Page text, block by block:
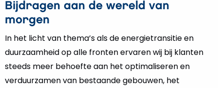
Bijdragen aan de wereld van
morgen
In het licht van thema’s als de energietransitie en
duurzaamheid op alle fronten ervaren wij bij klanten
steeds meer behoefte aan het optimaliseren en
verduurzamen van bestaande gebouwen, het